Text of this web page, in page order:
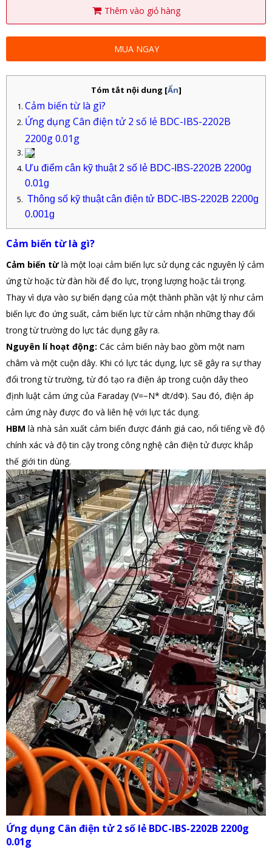
Thêm vào giỏ hàng
MUA NGAY
Tóm tắt nội dung [Ẩn]
Cảm biến từ là gì?
Ứng dụng Cân điện tử 2 số lẻ BDC-IBS-2202B
2200g 0.01g
Ưu điểm cân kỹ thuật 2 số lẻ BDC-IBS-2202B 2200g
0.01g
Thông số kỹ thuật cân điện tử BDC-IBS-2202B 2200g
0.001g
Cảm biến từ là gì?
Cảm biến từlà một loại cảm biến lực sử dụng các nguyên lý cảm
ứng từ hoặc từ đàn hồi để đo lực, trọng lượng hoặc tải trọng.
Thay vì dựa vào sự biến dạng của một thành phần vật lý như cảm
biến lực đo ứng suất, cảm biến lực từ cảm nhận những thay đổi
trong từ trường do lực tác dụng gây ra.
Nguyên lí hoạt động: Các cảm biến này bao gồm một nam
châm và một cuộn dây. Khi có lực tác dụng, lực sẽ gây ra sự thay
đổi trong từ trường, từ đó tạo ra điện áp trong cuộn dây theo
định luật cảm ứng của Faraday (V=−N* dt/dΦ). Sau đó, điện áp
cảm ứng này được đo và liên hệ với lực tác dụng.
HBM là nhà sản xuất cảm biến được đánh giá cao, nổi tiếng về độ
chính xác và độ tin cậy trong công nghệ cân điện tử được khắp
thế giới tin dùng.
Ứng dụng Cân điện tử 2 số lẻ BDC-IBS-2202B 2200g
0.01g